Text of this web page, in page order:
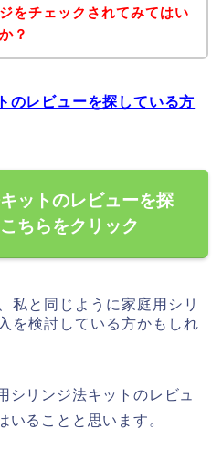
をチェックされてみてはい
？
のレビューを探している方
ットのレビューを探
ちらをクリック
私と同じように家庭用シリ
を検討している方かもしれ
シリンジ法キットのレビュ
いることと思います。